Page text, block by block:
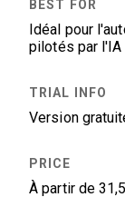
Idéal pour
pilotés par l'IA
Version
À partir de